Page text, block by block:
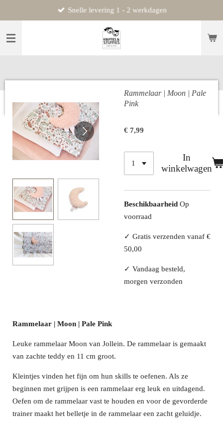
direct
naar
Snelle levering 1 - 2 werkdagen
Rammelaar | Moon | Pale
Pink
€ 7,99
In
winkelwagen
Beschikbaarheid Op
voorraad
✓ Gratis verzenden vanaf €
50,00
✓ Vandaag besteld,
morgen verzonden
Rammelaar | Moon | Pale Pink
Leuke rammelaar Moon van Jollein. De rammelaar is gemaakt
van zachte teddy en 11 cm groot.
Kleintjes vinden het fijn om hun skills te oefenen. Als ze
beginnen met grijpen is een rammelaar erg leuk en uitdagend.
Oefen om de rammelaar vast te houden en voor de gevorderde
trainer maakt het belletje in de rammelaar een zacht geluidje.